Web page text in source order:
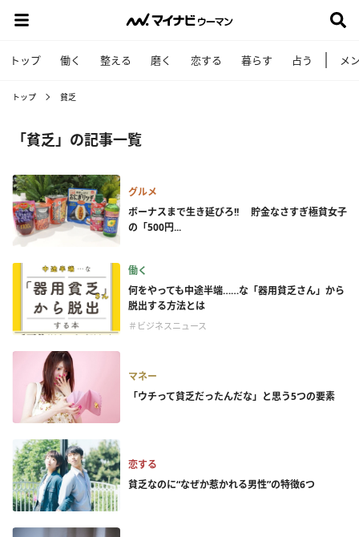
トップ 働く 整える 磨く 恋する 暮らす 占う メ
トップ 貧乏
「貧乏」の記事一覧
グルメ
ボーナスまで生き延びろ!! 貯金なさすぎ極貧女子
の「500円...
働く
何をやっても中途半端……な「器用貧乏さん」から
脱出する方法とは
＃ビジネスニュース
マネー
「ウチって貧乏だったんだな」と思う5つの要素
恋する
貧乏なのに“なぜか惹かれる男性”の特徴6つ